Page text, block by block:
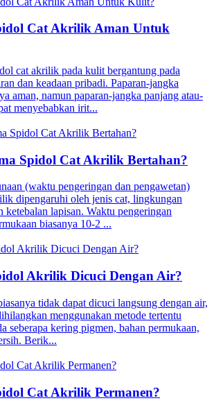
Cat Akrilik Aman Untuk
cat akrilik pada kulit bergantung pada
dan keadaan pribadi. Paparan-jangka
aman, namun paparan-jangka panjang atau-
menyebabkan irit...
Spidol Cat Akrilik Bertahan?
(waktu pengeringan dan pengawetan)
dipengaruhi oleh jenis cat, lingkungan
ketebalan lapisan. Waktu pengeringan
biasanya 10-2 ...
Akrilik Dicuci Dengan Air?
tidak dapat dicuci langsung dengan air,
menggunakan metode tertentu
seberapa kering pigmen, bahan permukaan,
Berik...
Cat Akrilik Permanen?